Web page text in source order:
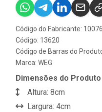
Código do Fabricante:
Código: 13620
Código de Barras do
Marca: WEG
Dimensões do Produto
Altura: 8cm
Largura: 4cm